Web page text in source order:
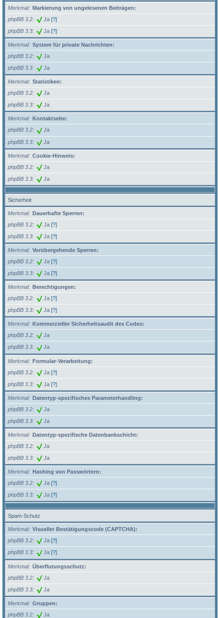
Merkmal
Markierung von ungelesenen Beiträgen:
phpBB 3.2
Ja [?]
phpBB 3.3 Ja [?]
Merkmal
System für private Nachrichten:
phpBB 3.2
Ja
phpBB 3.3 Ja
Merkmal
Statistiken:
phpBB 3.2
Ja
phpBB 3.3 Ja
Merkmal
Kontaktseite:
phpBB 3.2
Ja
phpBB 3.3 Ja
Merkmal
Cookie-Hinweis:
phpBB 3.2
Ja
phpBB 3.3 Ja
Sicherheit
Merkmal
Dauerhafte Sperren:
phpBB 3.2
Ja [?]
phpBB 3.3 Ja [?]
Merkmal
Vorübergehende Sperren:
phpBB 3.2
Ja [?]
phpBB 3.3 Ja [?]
Merkmal
Berechtigungen:
phpBB 3.2
Ja [?]
phpBB 3.3 Ja [?]
Merkmal
Kommerzieller Sicherheitsaudit des Codes:
phpBB 3.2
Ja
phpBB 3.3 Ja
Merkmal
Formular-Verarbeitung:
phpBB 3.2
Ja [?]
phpBB 3.3 Ja [?]
Merkmal
Datentyp-spezifisches Parameterhandling:
phpBB 3.2
Ja
phpBB 3.3 Ja
Merkmal
Datentyp-spezifische Datenbankschicht:
phpBB 3.2
Ja
phpBB 3.3 Ja
Merkmal
Hashing von Passwörtern:
phpBB 3.2
Ja [?]
phpBB 3.3 Ja [?]
Spam-Schutz
Merkmal
Visueller Bestätigungscode (CAPTCHA):
phpBB 3.2
Ja [?]
phpBB 3.3 Ja [?]
Merkmal
Überflutungsschutz:
phpBB 3.2
Ja
phpBB 3.3 Ja
Merkmal
Gruppen:
phpBB 3.2
Ja